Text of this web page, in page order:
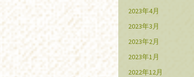
2023年4月
2023年3月
2023年2月
2023年1月
2022年12月